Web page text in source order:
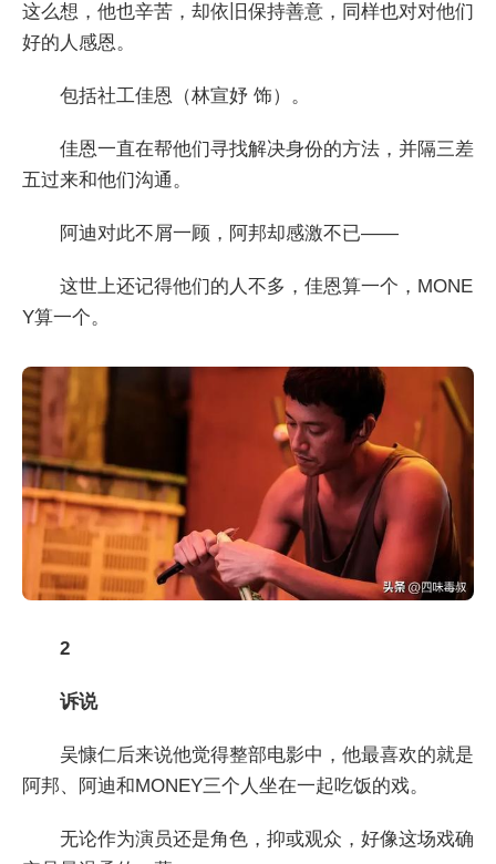
这么想，他也辛苦，却依旧保持善意，同样也对对他们
好的人感恩。
包括社工佳恩（林宣妤 饰）。
佳恩一直在帮他们寻找解决身份的方法，并隔三差
五过来和他们沟通。
阿迪对此不屑一顾，阿邦却感激不已——
这世上还记得他们的人不多，佳恩算一个，MONE
Y算一个。
2
诉说
吴慷仁后来说他觉得整部电影中，他最喜欢的就是
阿邦、阿迪和MONEY三个人坐在一起吃饭的戏。
无论作为演员还是角色，抑或观众，好像这场戏确